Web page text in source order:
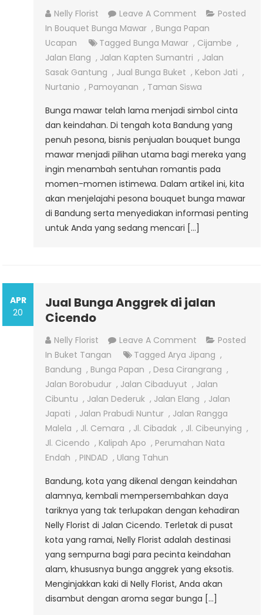
Nelly Florist Leave A Comment On
Jual
Bouquet
Bunga
Mawar
Di
Posted
In Bouquet Bunga Mawar , Bunga Papan
Ucapan
Tagged Bunga Mawar , Cijambe ,
Jalan Elang , Jalan Kapten Sumantri , Jalan
Sasak Gantung , Jual Bunga Buket , Kebon Jati ,
Nurtanio , Pamoyanan , Taman Siswa
Bunga mawar telah lama menjadi simbol cinta
dan keindahan. Di tengah kota Bandung yang
penuh pesona, bisnis penjualan bouquet bunga
mawar menjadi pilihan utama bagi mereka yang
ingin menambah sentuhan romantis pada
momen-momen istimewa. Dalam artikel ini, kita
akan menjelajahi pesona bouquet bunga mawar
di Bandung serta menyediakan informasi penting
untuk Anda yang sedang mencari […]
APR
20
Jual Bunga Anggrek di jalan
Cicendo
Nelly Florist Leave A Comment On
Jual
Bunga
Anggrek
Di
Jalan
Cicendo
Posted
In Buket Tangan TaggedArya Jipang ,
Bandung , Bunga Papan , Desa Cirangrang ,
Jalan Borobudur , Jalan Cibaduyut , Jalan
Cibuntu , Jalan Dederuk , Jalan Elang , Jalan
Japati , Jalan Prabudi Nuntur , Jalan Rangga
Malela , Jl. Cemara , Jl. Cibadak , Jl. Cibeunying ,
Jl. Cicendo , Kalipah Apo , Perumahan Nata
Endah , PINDAD , Ulang Tahun
Bandung, kota yang dikenal dengan keindahan
alamnya, kembali mempersembahkan daya
tariknya yang tak terlupakan dengan kehadiran
Nelly Florist di Jalan Cicendo. Terletak di pusat
kota yang ramai, Nelly Florist adalah destinasi
yang sempurna bagi para pecinta keindahan
alam, khususnya bunga anggrek yang eksotis.
Menginjakkan kaki di Nelly Florist, Anda akan
disambut dengan aroma segar bunga […]